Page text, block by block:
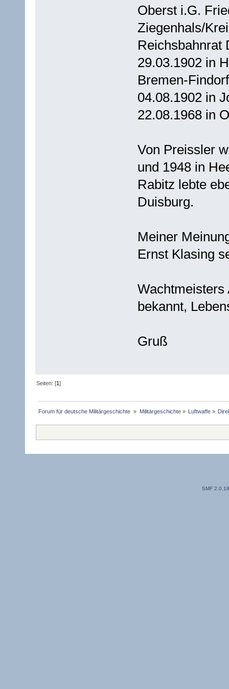
Oberst i.G.
Ziegenhals/
Reichsbahnrat
29.03.1902 in
Bremen-
04.08.1902 in
22.08.1968 in
Von Preissler
und 1948 in
Rabitz lebte
Duisburg.
Meiner
Ernst Klasing
Wachtmeisters
bekannt,
Gruß
Seiten: [1]
Forum für deutsche Militärgeschichte » Militärgeschichte» Luftwaffe»
SMF 2.0.19